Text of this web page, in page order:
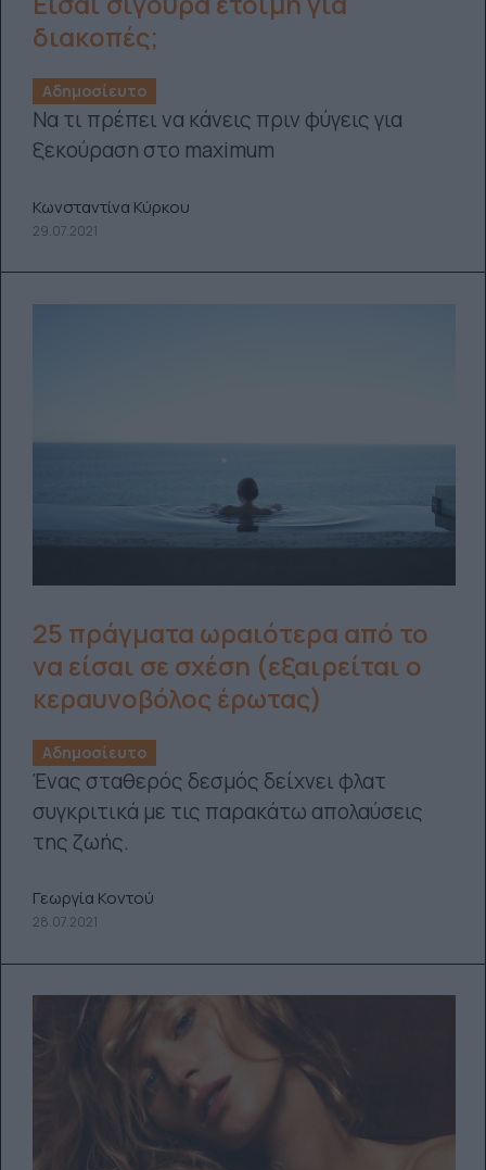
διακοπές;
Αδημοσίευτο
Να τι πρέπει να κάνεις πριν φύγεις για
ξεκούραση στο maximum
Κωνσταντίνα Κύρκου
29.07.2021
25 πράγματα ωραιότερα από το
να είσαι σε σχέση (εξαιρείται ο
κεραυνοβόλος έρωτας)
Αδημοσίευτο
Ένας σταθερός δεσμός δείχνει φλατ
συγκριτικά με τις παρακάτω απολαύσεις
της ζωής.
Γεωργία Κοντού
28.07.2021